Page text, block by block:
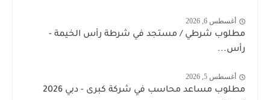
أغسطس 6, 2026
مطلوب شرطي / مستجد في شرطة رأس الخيمة -
رأس...
أغسطس 5, 2026
مطلوب مساعد محاسب في شركة كبرى - دبي 2026